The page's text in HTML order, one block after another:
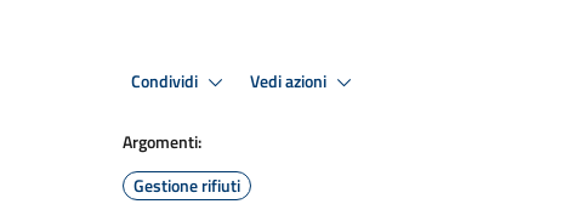
Condividi Vedi azioni
Argomenti:
Gestione rifiuti